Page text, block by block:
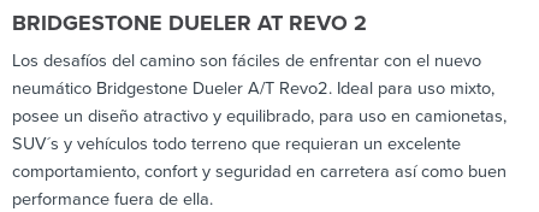
BRIDGESTONE DUELER AT REVO 2
Los desafíos del camino son fáciles de enfrentar con el nuevo
neumático Bridgestone Dueler A/T Revo2. Ideal para uso mixto,
posee un diseño atractivo y equilibrado, para uso en camionetas,
SUV´s y vehículos todo terreno que requieran un excelente
comportamiento, confort y seguridad en carretera así como buen
performance fuera de ella.